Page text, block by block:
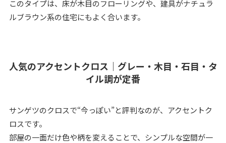
このタイプは、床が木目のフローリングや、建具がナチュラ
ルブラウン系の住宅にもよく合います。
人気のアクセントクロス｜グレー・木目・石目・タ
イル調が定番
サンゲツのクロスで“今っぽい”と評判なのが、アクセントク
ロスです。
部屋の一面だけ色や柄を変えることで、シンプルな空間が一